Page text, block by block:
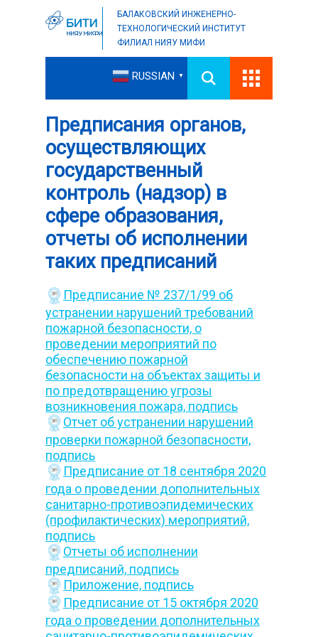
БАЛАКОВСКИЙ ИНЖЕНЕРНО-
ТЕХНОЛОГИЧЕСКИЙ ИНСТИТУТ
ФИЛИАЛ НИЯУ МИФИ
RUSSIAN ▼
Предписания органов,
осуществляющих
государственный
контроль (надзор) в
сфере образования,
отчеты об исполнении
таких предписаний
Предписание № 237/1/99 об
устранении нарушений требований
пожарной безопасности, о
проведении мероприятий по
обеспечению пожарной
безопасности на объектах защиты и
по предотвращению угрозы
возникновения пожара, подпись
Отчет об устранении нарушений
проверки пожарной безопасности,
подпись
Предписание от 18 сентября 2020
года о проведении дополнительных
санитарно-противоэпидемических
(профилактических) мероприятий,
подпись
Отчеты об исполнении
предписаний, подпись
Приложение, подпись
Предписание от 15 октября 2020
года о проведении дополнительных